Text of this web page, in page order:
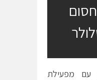
עם מפעילת